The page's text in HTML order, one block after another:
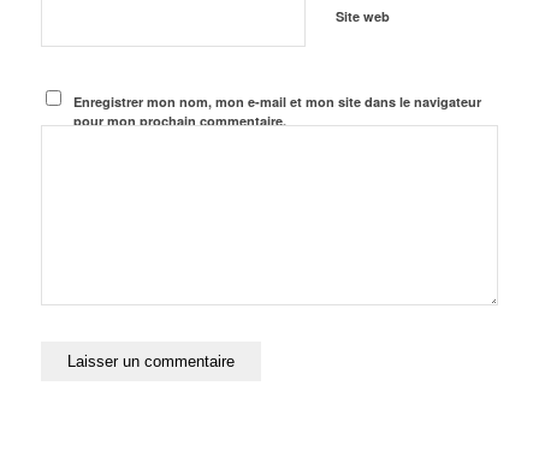
Site web
Enregistrer mon nom, mon e-mail et mon site dans le navigateur
pour mon prochain commentaire.